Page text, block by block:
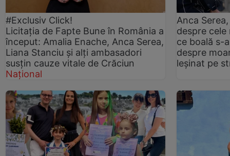
#Exclusiv Click!
Licitația de Fapte Bune în România a
început: Amalia Enache, Anca Serea,
Liana Stanciu și alți ambasadori
susțin cauze vitale de Crăciun
Național
Anca
despre
ce boală s-
despre
leșinat pe